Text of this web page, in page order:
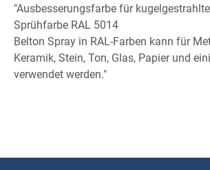
"Ausbesserungsfarbe für kugelgestrahlte
Sprühfarbe RAL 5014
Belton Spray in RAL-Farben kann für
Keramik, Stein, Ton, Glas, Papier und
verwendet werden."